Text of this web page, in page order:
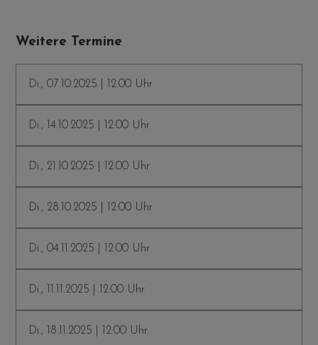
Weitere Termine
Di., 07.10.2025 | 12:00 Uhr
Di., 14.10.2025 | 12:00 Uhr
Di., 21.10.2025 | 12:00 Uhr
Di., 28.10.2025 | 12:00 Uhr
Di., 04.11.2025 | 12:00 Uhr
Di., 11.11.2025 | 12:00 Uhr
Di., 18.11.2025 | 12:00 Uhr